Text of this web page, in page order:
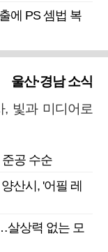
에 PS 셈법 복
울산·경남 소식
, 빛과 미디어로
공 수순
산시, '어필 레
살상력 없는 모